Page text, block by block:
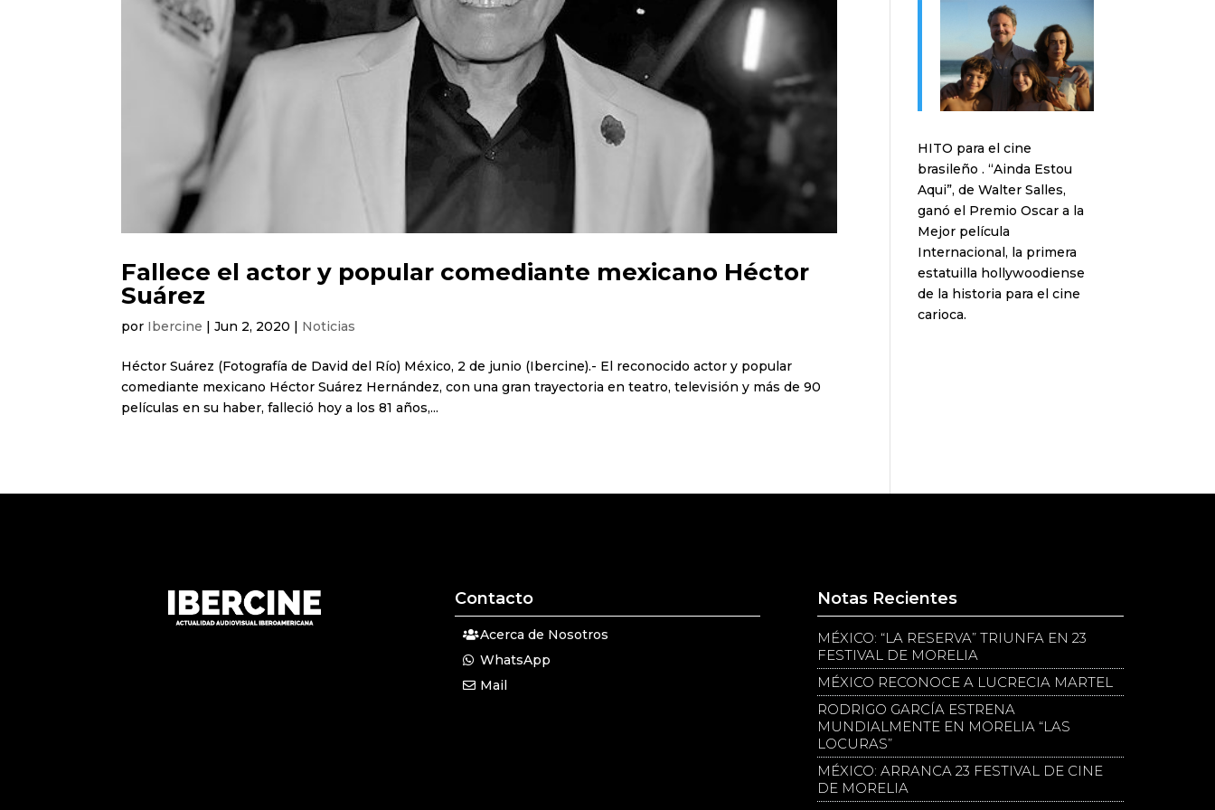
Fallece el actor y popular comediante mexicano Héctor
Suárez
por Ibercine |Jun 2, 2020 | Noticias
Héctor Suárez (Fotografía de David del Río) México, 2 de junio (Ibercine).- El reconocido actor y popular
comediante mexicano Héctor Suárez Hernández, con una gran trayectoria en teatro, televisión y más de 90
películas en su haber, falleció hoy a los 81 años,...
HITO para el cine
brasileño . “Ainda Estou
Aqui”, de Walter Salles,
ganó el Premio Oscar a la
Mejor película
Internacional, la primera
estatuilla hollywoodiense
de la historia para el cine
carioca.
Contacto
Acerca de Nosotros
WhatsApp
Mail
Notas Recientes
MÉXICO: “LA RESERVA” TRIUNFA EN 23
FESTIVAL DE MORELIA
MÉXICO RECONOCE A LUCRECIA MARTEL
RODRIGO GARCÍA ESTRENA
MUNDIALMENTE EN MORELIA “LAS
LOCURAS”
MÉXICO: ARRANCA 23 FESTIVAL DE CINE
DE MORELIA